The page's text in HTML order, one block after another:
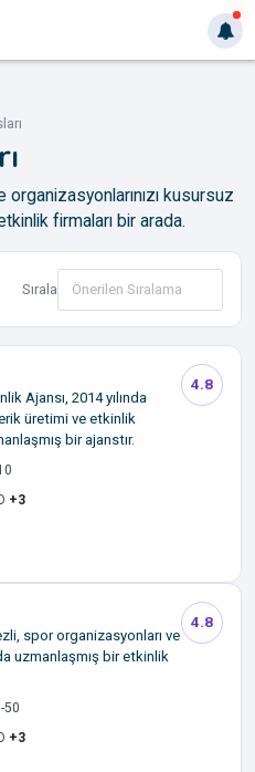
organizasyonlarınızı kusursuz
firmaları bir arada.
Sırala
Ajansı, 2014 yılında
üretimi ve etkinlik
bir ajanstır.
+3
4.8
spor organizasyonları ve
uzmanlaşmış bir etkinlik
50
+3
4.8